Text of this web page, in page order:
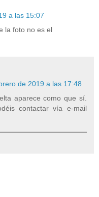
a las 15:07
la foto no es el
de 2019 a las 17:48
aparece como que sí.
contactar vía e-mail